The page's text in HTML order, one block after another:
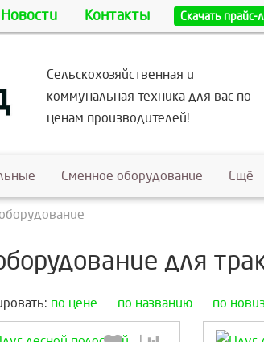
Новости Контакты Скачать прайс-
Сельскохозяйственная и
коммунальная техника для вас по
ценам производителей!
Сменное оборудование Ещё
для
по цене по названию по